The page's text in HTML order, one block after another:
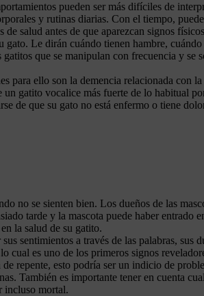
pueden ser más difíciles de
y rutinas diarias. Con el tiempo,
salud antes de que aparezcan signos
Le dirán cuándo tienen hambre,
que se manipulan con frecuencia y
para ello son la demencia relacionada con
gatito vocalice más fuerte de lo habitual
de que su gato no está enfermo o tiene
no se sienten bien. Los dueños de las
tarde y la mascota puede haber entrado
la salud de su gatito.
sentimientos a través de las palabras, sus
cual es uno de los primeros signos
repente, esto podría ser un indicio de
También es importante tener en cuenta
incluso mortal.